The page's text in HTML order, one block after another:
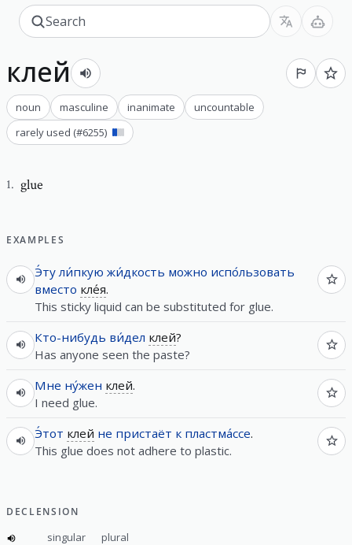
клей
noun masculine inanimate
uncountable
rarely used (#6255)
1. glue
EXAMPLES
Э́ту ли́пкую жи́дкость можно испо́льзовать
вместо кле́я.
This sticky liquid can be substituted for glue.
Кто-нибудь ви́дел клей?
Has anyone seen the paste?
Мне ну́жен клей.
I need glue.
Э́тот клей не пристаёт к пластма́ссе.
This glue does not adhere to plastic.
DECLENSION
singular
plural